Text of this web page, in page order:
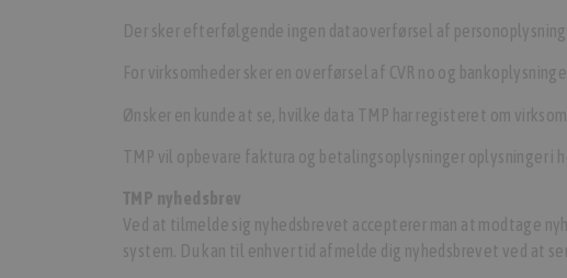
Der sker efterfølgende ingen dataoverførsel af
For virksomheder sker en overførsel af CVR no og
Ønsker en kunde at se, hvilke data TMP har registeret om
TMP vil opbevare faktura og betalingsoplysninger oplysninger i
TMP nyhedsbrev
Ved at tilmelde sig nyhedsbrevet accepterer man at modtage
system. Du kan til enhver tid afmelde dig nyhedsbrevet ved at